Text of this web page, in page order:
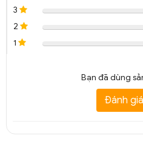
3
2
1
Bạn đã dùng
Đánh